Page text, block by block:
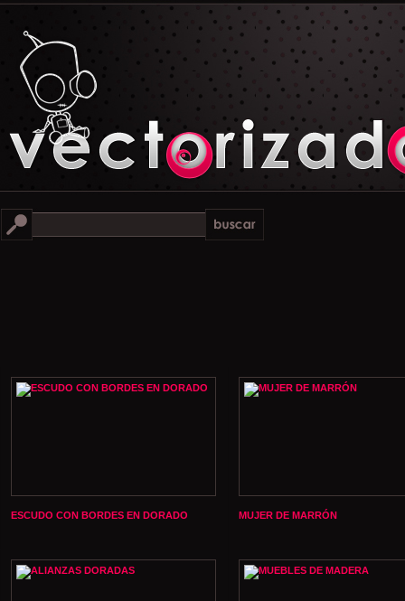
ESCUDO CON BORDES EN DORADO MUJER DE MARRÓN